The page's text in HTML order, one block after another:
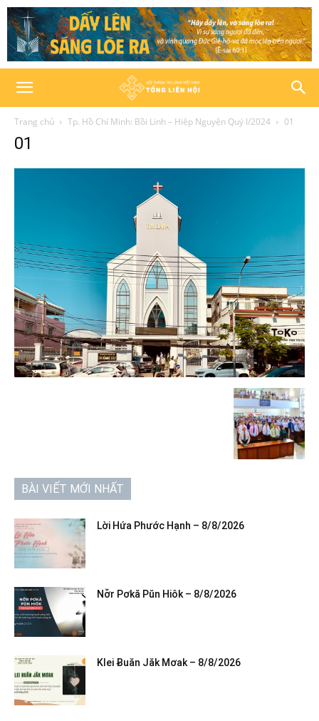
Trang chủ Tp. Hồ Chí Minh: Bồi Linh – Hiệp Nguyện Quý I/2024 01
01
BÀI VIẾT MỚI NHẤT
Lời Hứa Phước Hạnh – 8/8/2026
Nơ̆r Pơkă Pŭn Hiôk – 8/8/2026
Klei Ƀuăn Jăk Mơak – 8/8/2026